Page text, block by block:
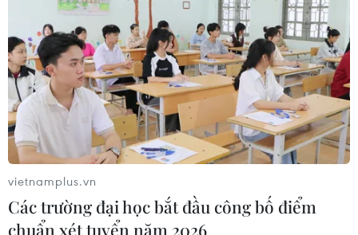
vietnamplus.vn
Các trường đại học bắt đầu công bố điểm
chuẩn xét tuyển năm 2026